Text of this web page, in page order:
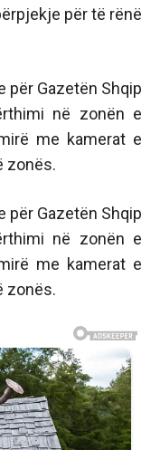
për të rënë
për Gazetën Shqip
në zonën e
me kamerat e
zonës.
për Gazetën Shqip
në zonën e
me kamerat e
zonës.